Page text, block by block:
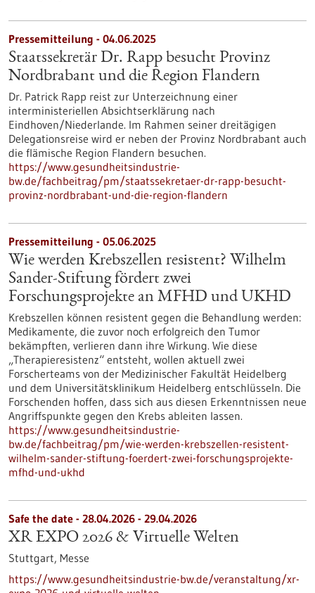
Pressemitteilung - 04.06.2025
Staatssekretär Dr. Rapp besucht Provinz
Nordbrabant und die Region Flandern
Dr. Patrick Rapp reist zur Unterzeichnung einer
interministeriellen Absichtserklärung nach
Eindhoven/Niederlande. Im Rahmen seiner dreitägigen
Delegationsreise wird er neben der Provinz Nordbrabant auch
die flämische Region Flandern besuchen.
https://www.gesundheitsindustrie-
bw.de/fachbeitrag/pm/staatssekretaer-dr-rapp-besucht-
provinz-nordbrabant-und-die-region-flandern
Pressemitteilung - 05.06.2025
Wie werden Krebszellen resistent? Wilhelm
Sander-Stiftung fördert zwei
Forschungsprojekte an MFHD und UKHD
Krebszellen können resistent gegen die Behandlung werden:
Medikamente, die zuvor noch erfolgreich den Tumor
bekämpften, verlieren dann ihre Wirkung. Wie diese
„Therapieresistenz“ entsteht, wollen aktuell zwei
Forscherteams von der Medizinischer Fakultät Heidelberg
und dem Universitätsklinikum Heidelberg entschlüsseln. Die
Forschenden hoffen, dass sich aus diesen Erkenntnissen neue
Angriffspunkte gegen den Krebs ableiten lassen.
https://www.gesundheitsindustrie-
bw.de/fachbeitrag/pm/wie-werden-krebszellen-resistent-
wilhelm-sander-stiftung-foerdert-zwei-forschungsprojekte-
mfhd-und-ukhd
Safe the date - 28.04.2026 - 29.04.2026
XR EXPO 2026 & Virtuelle Welten
Stuttgart, Messe
https://www.gesundheitsindustrie-bw.de/veranstaltung/xr-